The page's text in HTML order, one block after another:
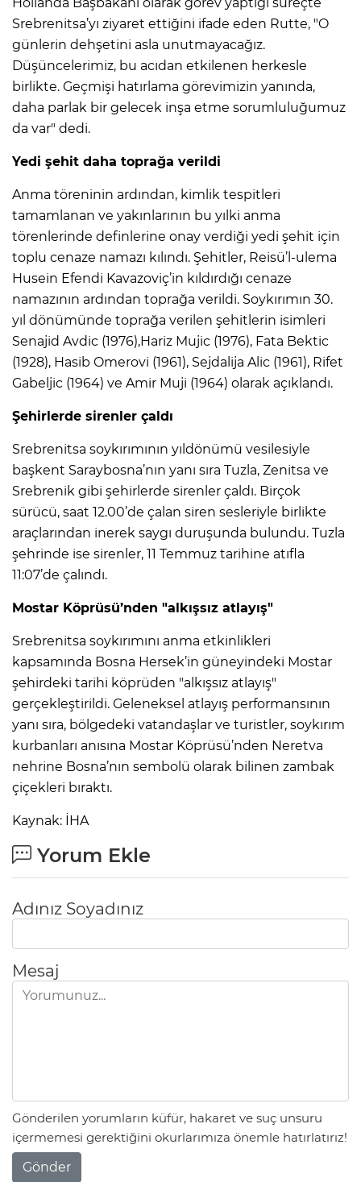
Srebrenitsa’yı ziyaret ettiğini ifade eden Rutte, "O
günlerin dehşetini asla unutmayacağız.
Düşüncelerimiz, bu acıdan etkilenen herkesle
birlikte. Geçmişi hatırlama görevimizin yanında,
daha parlak bir gelecek inşa etme sorumluluğumuz
da var" dedi.
Yedi şehit daha toprağa verildi
Anma töreninin ardından, kimlik tespitleri
tamamlanan ve yakınlarının bu yılki anma
törenlerinde definlerine onay verdiği yedi şehit için
toplu cenaze namazı kılındı. Şehitler, Reisü’l-ulema
Husein Efendi Kavazoviç’in kıldırdığı cenaze
namazının ardından toprağa verildi. Soykırımın 30.
yıl dönümünde toprağa verilen şehitlerin isimleri
Senajid Avdic (1976),Hariz Mujic (1976), Fata Bektic
(1928), Hasib Omerovi (1961), Sejdalija Alic (1961), Rifet
Gabeljic (1964) ve Amir Muji (1964) olarak açıklandı.
Şehirlerde sirenler çaldı
Srebrenitsa soykırımının yıldönümü vesilesiyle
başkent Saraybosna’nın yanı sıra Tuzla, Zenitsa ve
Srebrenik gibi şehirlerde sirenler çaldı. Birçok
sürücü, saat 12.00’de çalan siren sesleriyle birlikte
araçlarından inerek saygı duruşunda bulundu. Tuzla
şehrinde ise sirenler, 11 Temmuz tarihine atıfla
11:07’de çalındı.
Mostar Köprüsü’nden "alkışsız atlayış"
Srebrenitsa soykırımını anma etkinlikleri
kapsamında Bosna Hersek’in güneyindeki Mostar
şehirdeki tarihi köprüden "alkışsız atlayış"
gerçekleştirildi. Geleneksel atlayış performansının
yanı sıra, bölgedeki vatandaşlar ve turistler, soykırım
kurbanları anısına Mostar Köprüsü’nden Neretva
nehrine Bosna’nın sembolü olarak bilinen zambak
çiçekleri bıraktı.
Kaynak: İHA
Yorum Ekle
Adınız Soyadınız
Mesaj
Gönderilen yorumların küfür, hakaret ve suç unsuru
içermemesi gerektiğini okurlarımıza önemle hatırlatırız!
Gönder